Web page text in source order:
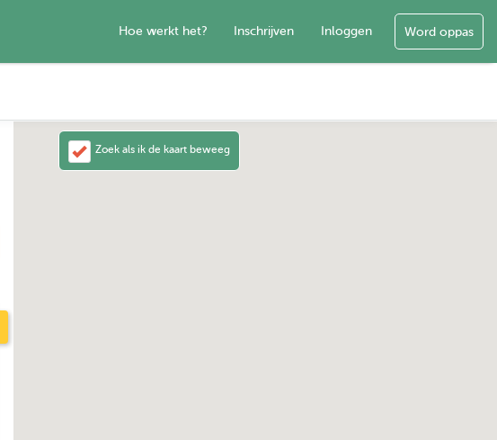
Hoe werkt het? Inschrijven Inloggen Word oppas
Zoek als ik de kaart beweeg